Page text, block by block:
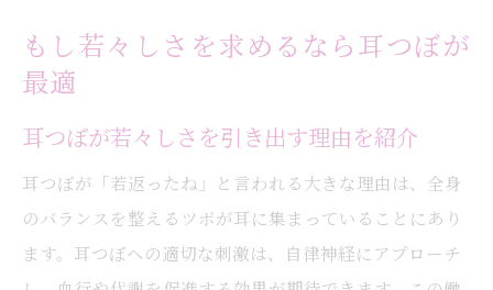
もし若々しさを求めるなら耳つぼが
最適
耳つぼが若々しさを引き出す理由を紹介
耳つぼが「若返ったね」と言われる大きな理由は、全身
のバランスを整えるツボが耳に集まっていることにあり
ます。耳つぼへの適切な刺激は、自律神経にアプローチ